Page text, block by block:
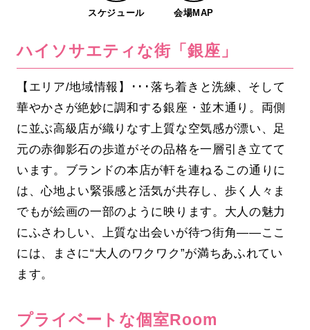
スケジュール 会場MAP
ハイソサエティな街「銀座」
【エリア/地域情報】･･･落ち着きと洗練、そして
華やかさが絶妙に調和する銀座・並木通り。両側
に並ぶ高級店が織りなす上質な空気感が漂い、足
元の赤御影石の歩道がその品格を一層引き立てて
います。ブランドの本店が軒を連ねるこの通りに
は、心地よい緊張感と活気が共存し、歩く人々ま
でもが絵画の一部のように映ります。大人の魅力
にふさわしい、上質な出会いが待つ街角――ここ
には、まさに“大人のワクワク”が満ちあふれてい
ます。
プライベートな個室Room